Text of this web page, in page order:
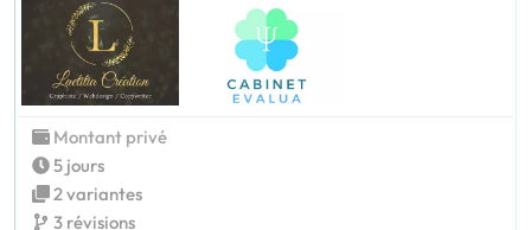
Montant privé
5 jours
2 variantes
3 révisions